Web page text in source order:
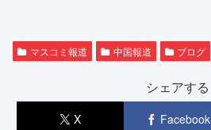
マスコミ報道 中国報道 ブログ
シェアする
X Facebook